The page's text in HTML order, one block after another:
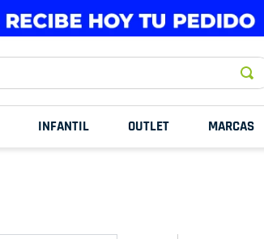
INFANTIL OUTLET MARCAS